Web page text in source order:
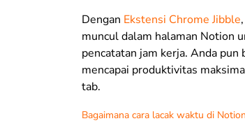
Dengan Ekstensi Chrome Jibble
muncul dalam halaman Notion
pencatatan jam kerja. Anda pun
mencapai produktivitas
tab.
Bagaimana cara lacak waktu di Notion